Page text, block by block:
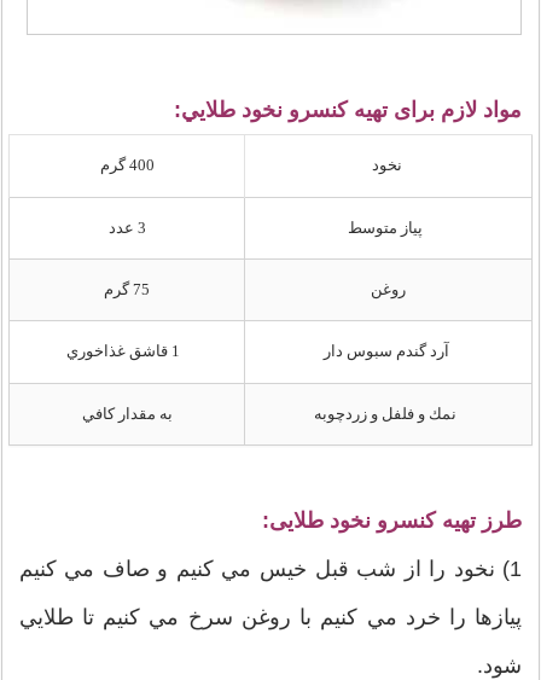
مواد لازم برای تهیه كنسرو نخود طلايي:
نخود 400 گرم
پياز متوسط 3 عدد
روغن 75 گرم
آرد گندم سبوس دار
نمك و فلفل و زردچوبه به مقدار كافي
طرز تهیه كنسرو نخود طلايی:
1) نخود را از شب قبل خيس مي كنيم و صاف مي كنيم
پيازها را خرد مي كنيم با روغن سرخ مي كنيم تا طلايي
شود.